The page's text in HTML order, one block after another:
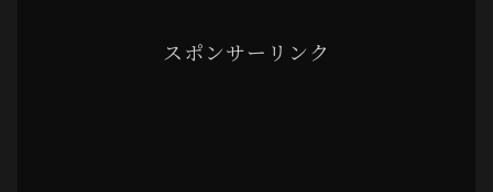
スポンサーリンク